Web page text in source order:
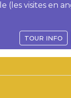
(les visites en
TOUR INFO